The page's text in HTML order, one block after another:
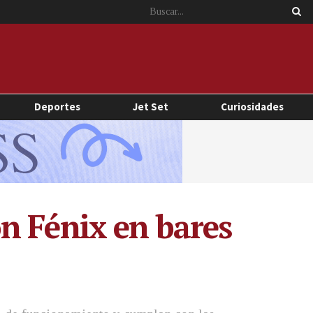
Deportes Jet Set Curiosidades
Fénix en bares